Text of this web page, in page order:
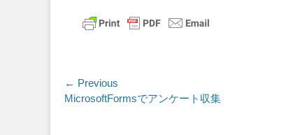
投
稿
← Previous
Previous
MicrosoftFormsでアンケート収集